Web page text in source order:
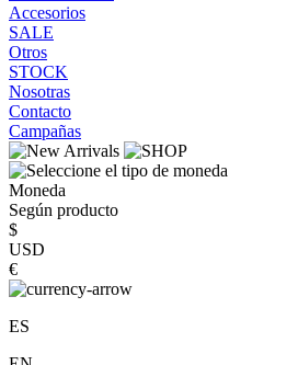
Accesorios
SALE
Otros
STOCK
Nosotras
Contacto
Campañas
Moneda
Según producto
$
USD
€
ES